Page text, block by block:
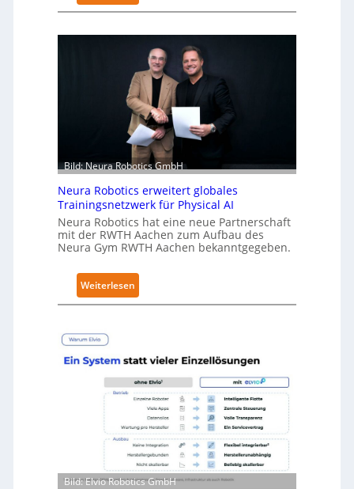
K
e
r
h
ä
l
t
S
e
c
u
r
t
y
-
v
l
2
-
Z
e
Bild: Neura Robotics GmbH
Neura Robotics erweitert globales
Trainingsnetzwerk für Physical AI
Neura Robotics hat eine neue Partnerschaft
mit der RWTH Aachen zum Aufbau des
Neura Gym RWTH Aachen bekanntgegeben.
Weiterlesen:
N
a
R
o
o
t
i
c
Bild: Elvio Robotics GmbH